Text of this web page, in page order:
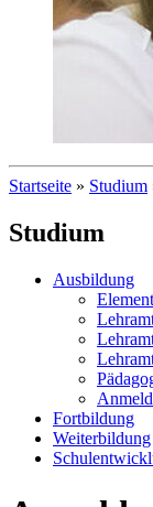
Startseite » Studium
Studium
Ausbildung
Fortbildung
Weiterbildung